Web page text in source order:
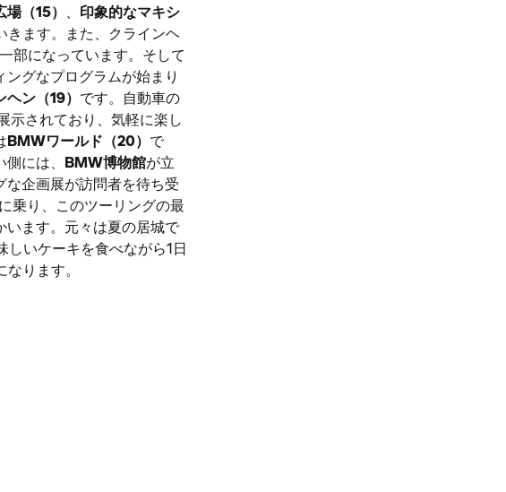
（15） 、 印象的なマキシ
きます。また、クラインヘ
部になっています。そして
グなプログラムが始まり
ン（19） です。自動車の
示されており、気軽に楽し
BMWワールド（20） で
には、 BMW博物館が立
企画展が訪問者を待ち受
に乗り、このツーリングの最
います。元々は夏の居城で
しいケーキを食べながら1日
ります。